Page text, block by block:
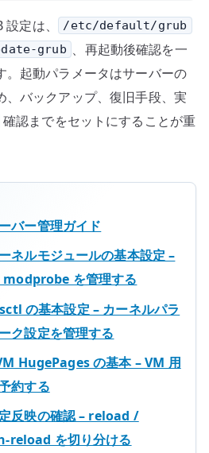
定は、 /etc/default/grub
grub 、再起動後確認を一
。起動パラメータはサーバーの
、バックアップ、復旧手段、実
確認までをセットにすることが重
バー管理ガイド
ネルモジュールの基本設定 –
を管理する
の基本設定 – カーネルパラ
ク設定を管理する
HugePages の基本 – VM 用
約する
反映の確認 – reload /
を切り分ける